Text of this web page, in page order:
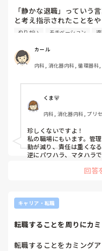
「静かな退職」っていう
と考え指示されたことを
前の職場でも管理職にだ
よかったら、皆さんの職
やりがい モチベーション
カール
内科, 消化器内科, 循環器科
くま🐻
内科, 消化器内科, プリ
珍しくないですよ！
私の職場にもいます。管
勤が減り、責任は重くな
逆にパワハラ、マタハラ
管理職になってほしい！
回答
キャリア・転職
転職することを周りにカ
転職することをカミング